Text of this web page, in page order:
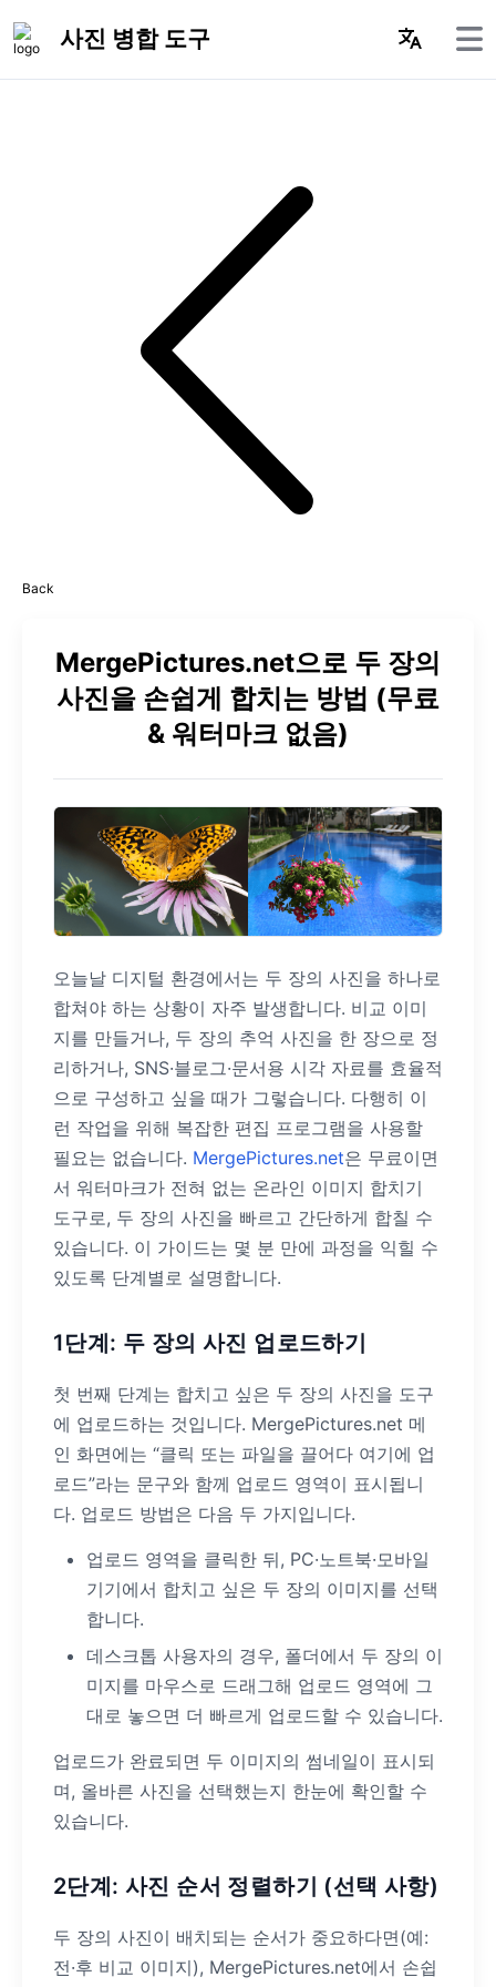
사진 병합 도구
Back
MergePictures.net으로 두 장의
사진을 손쉽게 합치는 방법 (무료
& 워터마크 없음)
오늘날 디지털 환경에서는 두 장의 사진을 하나로
합쳐야 하는 상황이 자주 발생합니다. 비교 이미
지를 만들거나, 두 장의 추억 사진을 한 장으로 정
리하거나, SNS·블로그·문서용 시각 자료를 효율적
으로 구성하고 싶을 때가 그렇습니다. 다행히 이
런 작업을 위해 복잡한 편집 프로그램을 사용할
필요는 없습니다. MergePictures.net은 무료이면
서 워터마크가 전혀 없는 온라인 이미지 합치기
도구로, 두 장의 사진을 빠르고 간단하게 합칠 수
있습니다. 이 가이드는 몇 분 만에 과정을 익힐 수
있도록 단계별로 설명합니다.
1단계: 두 장의 사진 업로드하기
첫 번째 단계는 합치고 싶은 두 장의 사진을 도구
에 업로드하는 것입니다. MergePictures.net 메
인 화면에는 “클릭 또는 파일을 끌어다 여기에 업
로드”라는 문구와 함께 업로드 영역이 표시됩니
다. 업로드 방법은 다음 두 가지입니다.
업로드 영역을 클릭한 뒤, PC·노트북·모바일
기기에서 합치고 싶은 두 장의 이미지를 선택
합니다.
데스크톱 사용자의 경우, 폴더에서 두 장의 이
미지를 마우스로 드래그해 업로드 영역에 그
대로 놓으면 더 빠르게 업로드할 수 있습니다.
업로드가 완료되면 두 이미지의 썸네일이 표시되
며, 올바른 사진을 선택했는지 한눈에 확인할 수
있습니다.
2단계: 사진 순서 정렬하기 (선택 사항)
두 장의 사진이 배치되는 순서가 중요하다면(예:
전·후 비교 이미지), MergePictures.net에서 손쉽